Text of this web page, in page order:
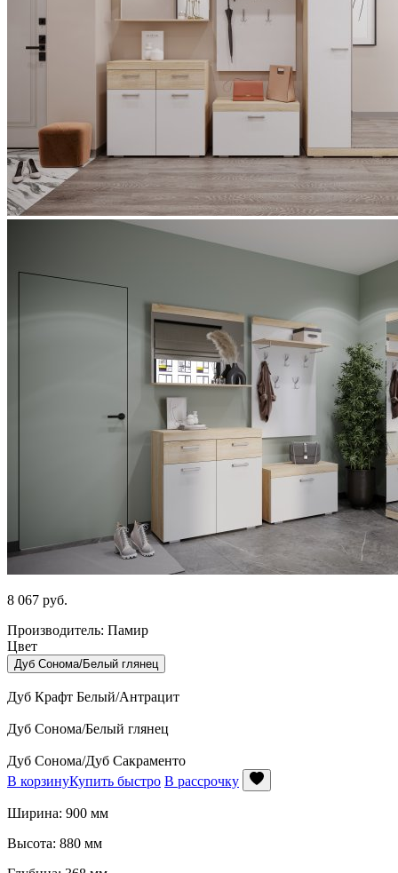
8 067 руб.
Производитель: Памир
Цвет
Дуб Сонома/Белый глянец
Дуб Крафт Белый/Антрацит
Дуб Сонома/Белый глянец
Дуб Сонома/Дуб Сакраменто
В корзинуКупить быстро В рассрочку
Ширина: 900 мм
Высота: 880 мм